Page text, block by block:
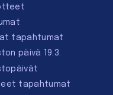
tapahtumat
päivä 19.3.
tapahtumat